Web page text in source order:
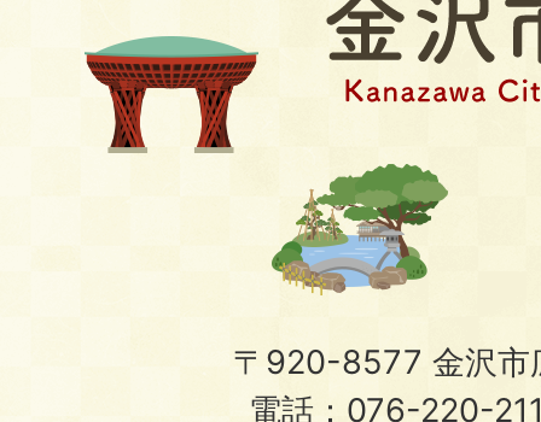
〒920-8577 金沢市
電話：076-220-